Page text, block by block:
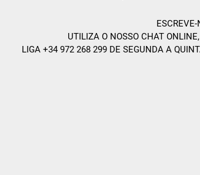
UTILIZA O NOSSO CHAT ONLINE,
LIGA +34 972 268 299 DE SEGUNDA A